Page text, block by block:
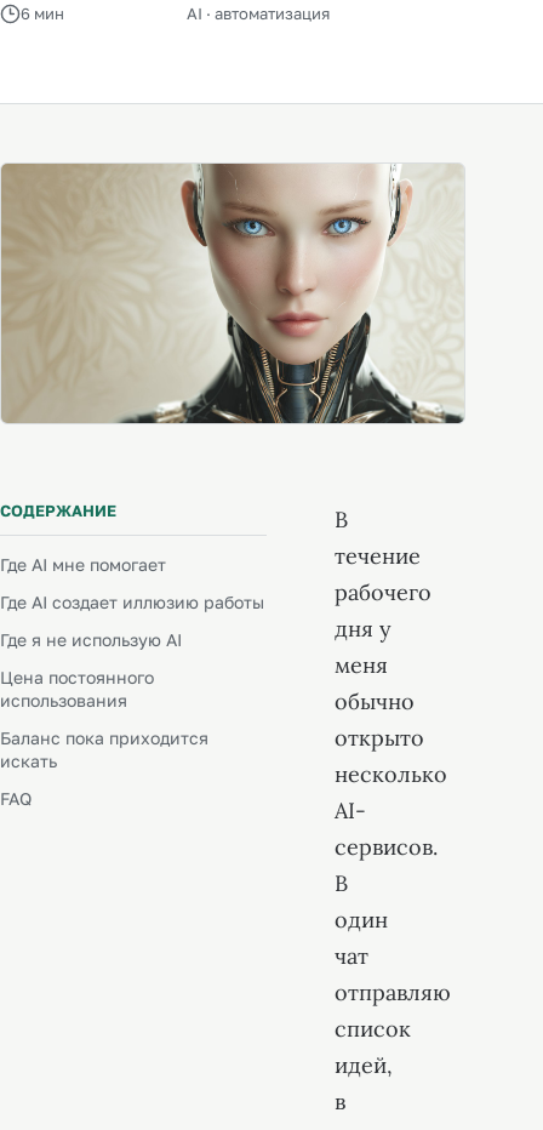
6 мин
AI · автоматизация
СОДЕРЖАНИЕ
Где AI мне помогает
Где AI создает иллюзию работы
Где я не использую AI
Цена постоянного
использования
Баланс пока приходится
искать
FAQ
В
течение
рабочего
дня у
меня
обычно
открыто
несколько
AI-
сервисов.
В
один
чат
отправляю
список
идей,
в